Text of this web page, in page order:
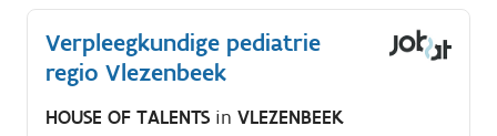
Verpleegkundige pediatrie
regio Vlezenbeek
HOUSE OF TALENTS in VLEZENBEEK